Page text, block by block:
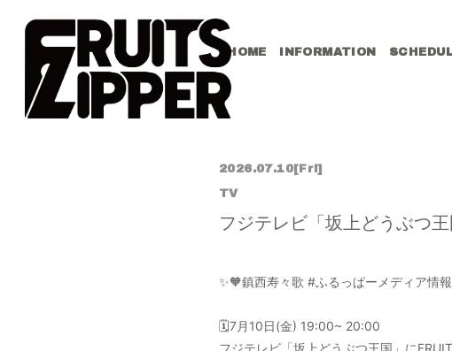
HOME INFORMATION
2026.07.10[Fri]
TV
フジテレビ「坂上どうぶつ
✨🧡鎮西寿々歌 #ふるっぱーメディア情
🗓️7月10日(金) 19:00~ 20:00
フジテレビ「坂上どうぶつ王国」に